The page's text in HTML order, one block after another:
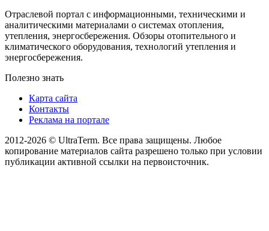
Отраслевой портал с информационными, техническими и
аналитическими материалами о системах отопления,
утепления, энергосбережения. Обзоры отопительного и
климатического оборудования, технологий утепления и
энергосбережения.
Полезно знать
Карта сайта
Контакты
Реклама на портале
2012-2026 © UltraTerm. Все права защищены. Любое
копирование материалов сайта разрешено только при условии
публикации активной ссылки на первоисточник.